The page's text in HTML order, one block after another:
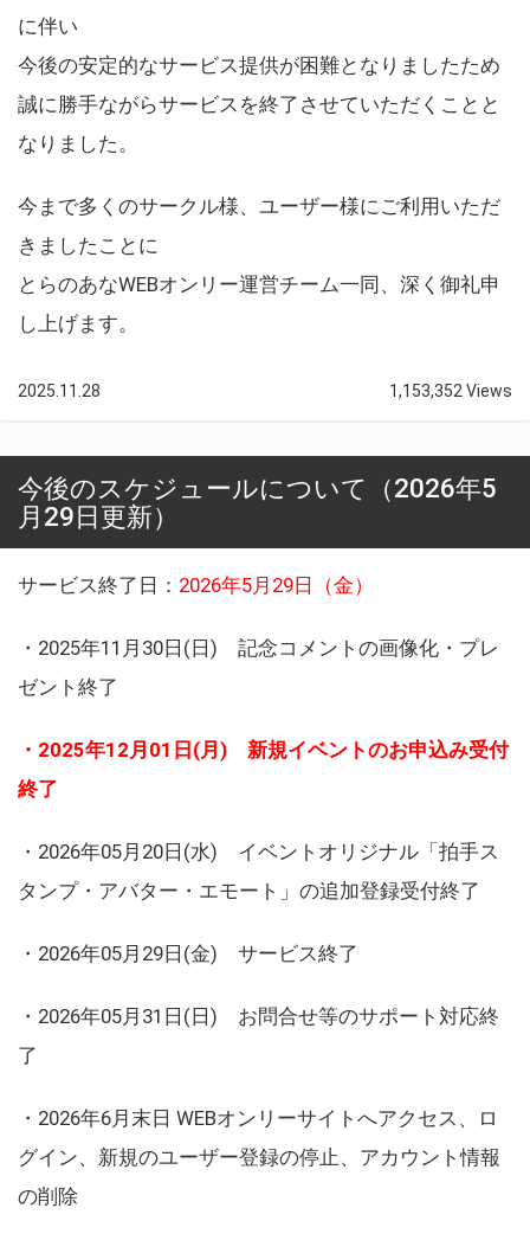
に伴い
今後の安定的なサービス提供が困難となりましたため
誠に勝手ながらサービスを終了させていただくことと
なりました。
今まで多くのサークル様、ユーザー様にご利用いただ
きましたことに
とらのあなWEBオンリー運営チーム一同、深く御礼申
し上げます。
2025.11.28 1,153,352 Views
今後のスケジュールについて（2026年5
月29日更新）
サービス終了日： 2026年5月29日（金）
・2025年11月30日(日) 記念コメントの画像化・プレ
ゼント終了
・2025年12月01日(月) 新規イベントのお申込み受付
終了
・2026年05月20日(水) イベントオリジナル「拍手ス
タンプ・アバター・エモート」の追加登録受付終了
・2026年05月29日(金) サービス終了
・2026年05月31日(日) お問合せ等のサポート対応終
了
・2026年6月末日 WEBオンリーサイトへアクセス、ロ
グイン、新規のユーザー登録の停止、アカウント情報
の削除